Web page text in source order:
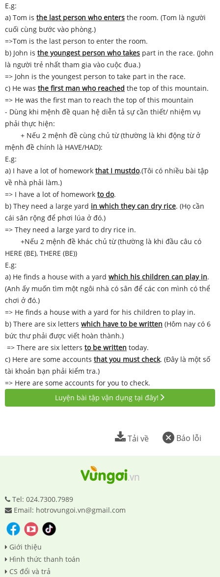
E.g:
a) Tom is the last person who enters the room. (Tom là người
cuối cùng bước vào phòng.)
=>Tom is the last person to enter the room.
b) John is the youngest person who takes part in the race. (John
là người trẻ nhất tham gia vào cuộc đua.)
=> John is the youngest person to take part in the race.
c) He was the first man who reached the top of this mountain.
=> He was the first man to reach the top of this mountain
- Dùng khi mệnh đề quan hệ diễn tả sự cần thiết/ nhiệm vụ
phải thực hiện:
+ Nếu 2 mệnh đề cùng chủ từ (thường là khi động từ ở
mệnh đề chính là HAVE/HAD):
E.g:
a) I have a lot of homework that I mustdo.(Tôi có nhiều bài tập
về nhà phải làm.)
=> I have a lot of homework to do.
b) They need a large yard in which they can dry rice. (Họ cần
cái sân rộng để phơi lúa ở đó.)
=> They need a large yard to dry rice in.
+Nếu 2 mệnh đề khác chủ từ (thường là khi đầu câu có
HERE (BE), THERE (BE))
E.g:
a) He finds a house with a yard which his children can play in.
(Anh ấy muốn tìm một ngôi nhà có sân để các con mình có thể
chơi ở đó.)
=> He finds a house with a yard for his children to play in.
b) There are six letters which have to be written (Hôm nay có 6
bức thư phải được viết hoàn thành.)
=> There are six letters to be written today.
c) Here are some accounts that you must check. (Đây là một số
tài khoản bạn phải kiểm tra.)
=> Here are some accounts for you to check.
Luyện bài tập vận dụng tại đây!
Báo lỗi
Tải về
Tel: 024.7300.7989
Email: hotrovungoi.vn@gmail.com
Giới thiệu
Hình thức thanh toán
CS đổi và trả